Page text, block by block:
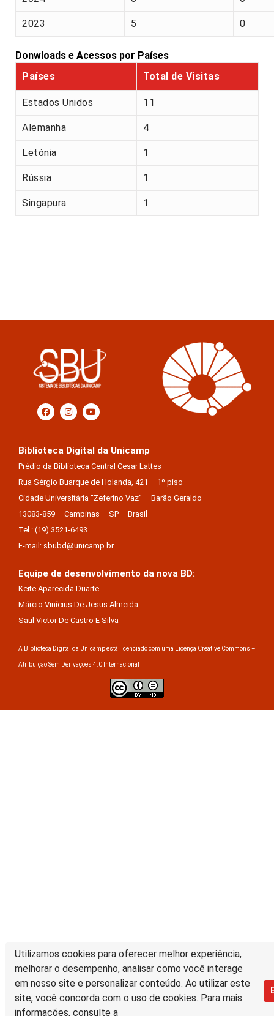
Utilizamos cookies para oferecer melhor experiência,
melhorar o desempenho, analisar como você interage
em nosso site e personalizar conteúdo. Ao utilizar este
site, você concorda com o uso de cookies. Para mais
informações, consulte a
2023 5 0
Donwloads e Acessos por Países
Países
Total de Visitas
Estados Unidos 11
Alemanha 4
Letónia 1
Rússia 1
Singapura 1
Biblioteca Digital da Unicamp
Prédio da Biblioteca Central Cesar Lattes
Rua Sérgio Buarque de Holanda, 421 – 1º piso
Cidade Universitária “Zeferino Vaz” – Barão Geraldo
13083-859 – Campinas – SP – Brasil
Tel.: (19) 3521-6493
E-mail: sbubd@unicamp.br
Equipe de desenvolvimento da nova BD:
Keite Aparecida Duarte
Márcio Vinícius De Jesus Almeida
Saul Victor De Castro E Silva
A Biblioteca Digital da Unicamp está licenciado com uma Licença Creative Commons –
Atribuição Sem Derivações 4.0 Internacional